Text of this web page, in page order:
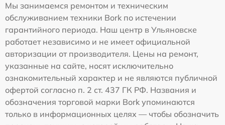
Мы занимаемся ремонтом и техническим
обслуживанием техники Bork по истечении
гарантийного периода. Наш центр в Ульяновске
работает независимо и не имеет официальной
авторизации от производителя. Цены на ремонт,
указанные на сайте, носят исключительно
ознакомительный характер и не являются публичной
офертой согласно п. 2 ст. 437 ГК РФ. Названия и
обозначения торговой марки Bork упоминаются
только в информационных целях — чтобы обозначить